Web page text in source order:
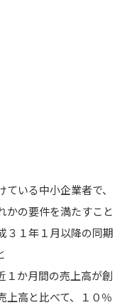
いる中小企業者で、
かの要件を満たすこと
１年１月以降の同期
か月間の売上高が創
上高と比べて、１０％